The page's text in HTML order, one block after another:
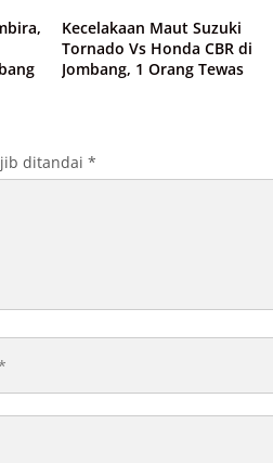
Kecelakaan Maut Suzuki
Tornado Vs Honda CBR di
Jombang, 1 Orang Tewas
ditandai *